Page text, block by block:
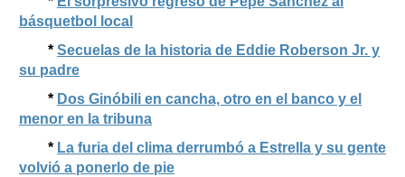
básquetbol local
* Secuelas de la historia de Eddie Roberson Jr. y
su padre
* Dos Ginóbili en cancha, otro en el banco y el
menor en la tribuna
* La furia del clima derrumbó a Estrella y su gente
volvió a ponerlo de pie